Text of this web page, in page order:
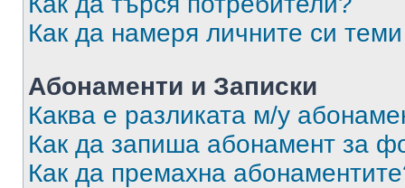
Как да намеря личните си
Абонаменти и Записки
Каква е разликата м/у
Как да запиша абонамент за
Как да премахна